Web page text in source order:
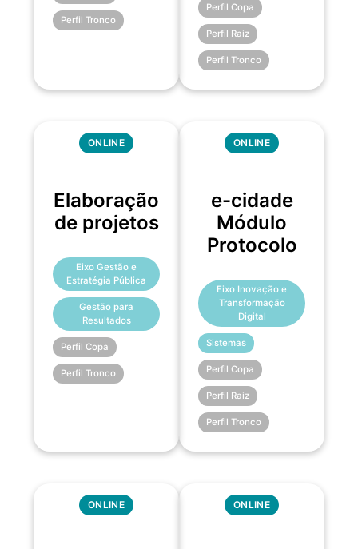
Perfil Tronco
Perfil Copa
Perfil Raiz
Perfil Tronco
ONLINE
Elaboração
de projetos
Eixo Gestão e
Estratégia Pública
Gestão para
Resultados
Perfil Copa
Perfil Tronco
ONLINE
e-cidade
Módulo
Protocolo
Eixo Inovação e
Transformação
Digital
Sistemas
Perfil Copa
Perfil Raiz
Perfil Tronco
ONLINE ONLINE